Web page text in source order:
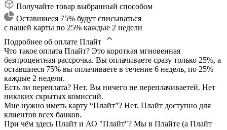
Получайте товар выбранный способом
Оставшиеся 75% будут списываться
с вашей карты по 25% каждые 2 недели
Подробнее об оплате Плайт
Что такое оплата Плайт? Это короткая мгновенная
безпроцентная рассрочка. Вы оплачиваете сразу только 25%, а
оставшиеся 75% вы оплачиваете в течение 6 недель, по 25%
каждые 2 недели.
Есть ли переплата? Нет. Вы ничего не переплачиваетей. Нет
никаких скрытых комиссий.
Мне нужно иметь карту “Плайт”? Нет. Плайт доступно для
клиентов всех банков.
При чём здесь Плайт и АО "Плайт"? Мы в Плайте (а Плайт